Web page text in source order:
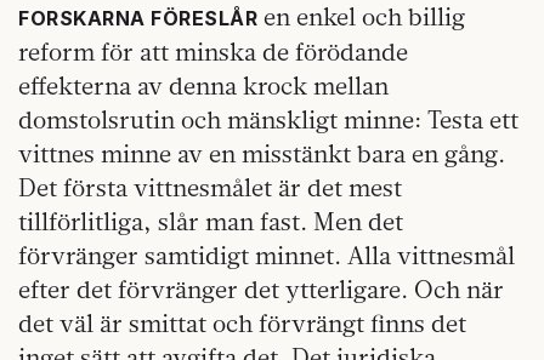
FORSKARNA FÖRESLÅR en enkel och billig
reform för att minska de förödande
effekterna av denna krock mellan
domstolsrutin och mänskligt minne: Testa ett
vittnes minne av en misstänkt bara en gång.
Det första vittnesmålet är det mest
tillförlitliga, slår man fast. Men det
förvränger samtidigt minnet. Alla vittnesmål
efter det förvränger det ytterligare. Och när
det väl är smittat och förvrängt finns det